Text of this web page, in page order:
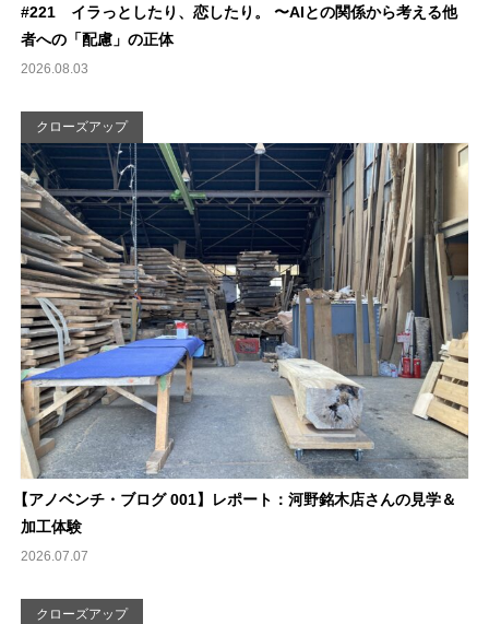
#221 イラっとしたり、恋したり。 〜AIとの関係から考える他
者への「配慮」の正体
2026.08.03
クローズアップ
【アノベンチ・ブログ 001】レポート：河野銘木店さんの見学＆
加工体験
2026.07.07
クローズアップ